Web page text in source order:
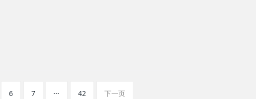
6 7 ... 42 下一页